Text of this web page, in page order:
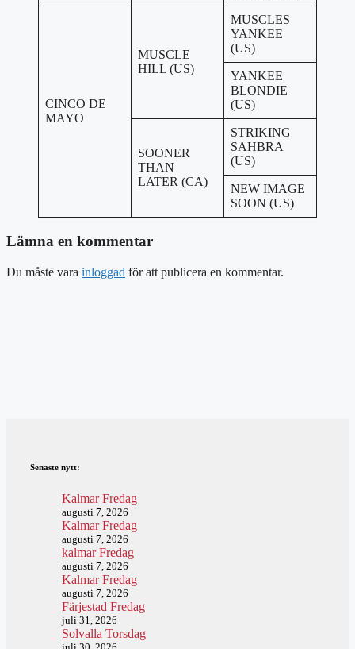
CINCO DE
MAYO
MUSCLE
HILL (US)
MUSCLES
YANKEE
(US)
YANKEE
BLONDIE
(US)
SOONER
THAN
LATER (CA)
STRIKING
SAHBRA
(US)
NEW IMAGE
SOON (US)
Lämna en kommentar
Du måste vara inloggad för att publicera en kommentar.
Senaste nytt:
Kalmar Fredag
augusti 7, 2026
Kalmar Fredag
augusti 7, 2026
kalmar Fredag
augusti 7, 2026
Kalmar Fredag
augusti 7, 2026
Färjestad Fredag
juli 31, 2026
Solvalla Torsdag